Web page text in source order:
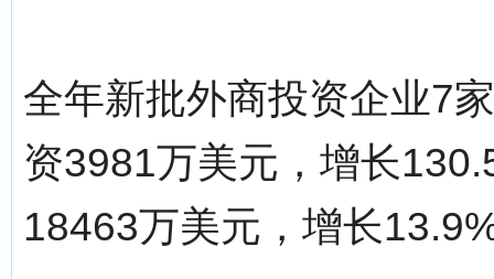
全年新批外商投资企业7
资3981万美元，增长
18463万美元，增长